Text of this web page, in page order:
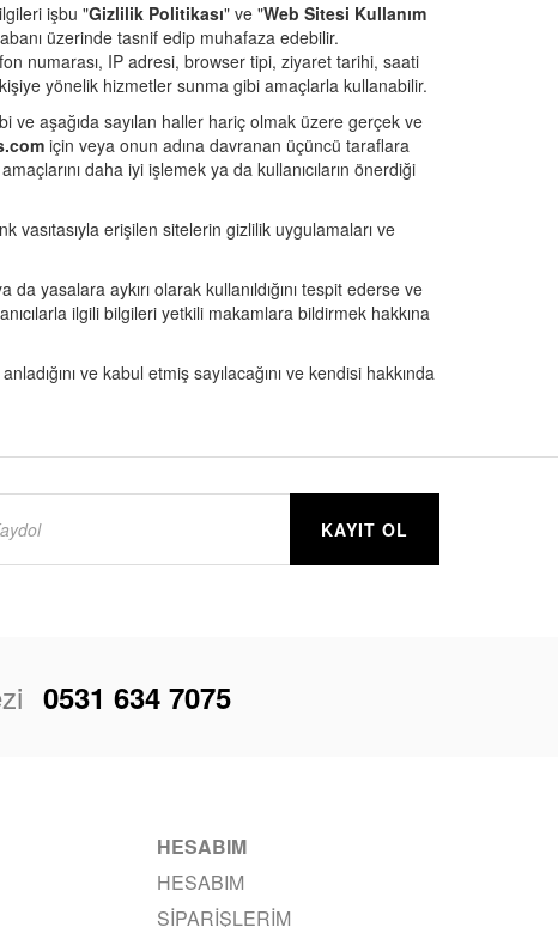
işbu "Gizlilik Politikası" ve "Web Sitesi Kullanım
üzerinde tasnif edip muhafaza edebilir.
numarası, IP adresi, browser tipi, ziyaret tarihi, saati
yönelik hizmetler sunma gibi amaçlarla kullanabilir.
ve aşağıda sayılan haller hariç olmak üzere gerçek ve
için veya onun adına davranan üçüncü taraflara
daha iyi işlemek ya da kullanıcıların önerdiği
vasıtasıyla erişilen sitelerin gizlilik uygulamaları ve
yasalara aykırı olarak kullanıldığını tespit ederse ve
ilgili bilgileri yetkili makamlara bildirmek hakkına
ve kabul etmiş sayılacağını ve kendisi hakkında
KAYIT OL
0531 634 7075
HESABIM
HESABIM
SIPARIŞLERIM